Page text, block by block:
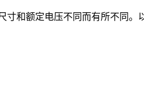
额定电压不同而有所不同。以